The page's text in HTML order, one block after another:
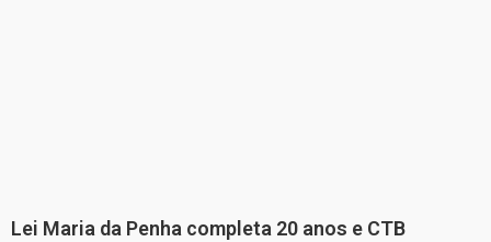
Lei Maria da Penha completa 20 anos e CTB